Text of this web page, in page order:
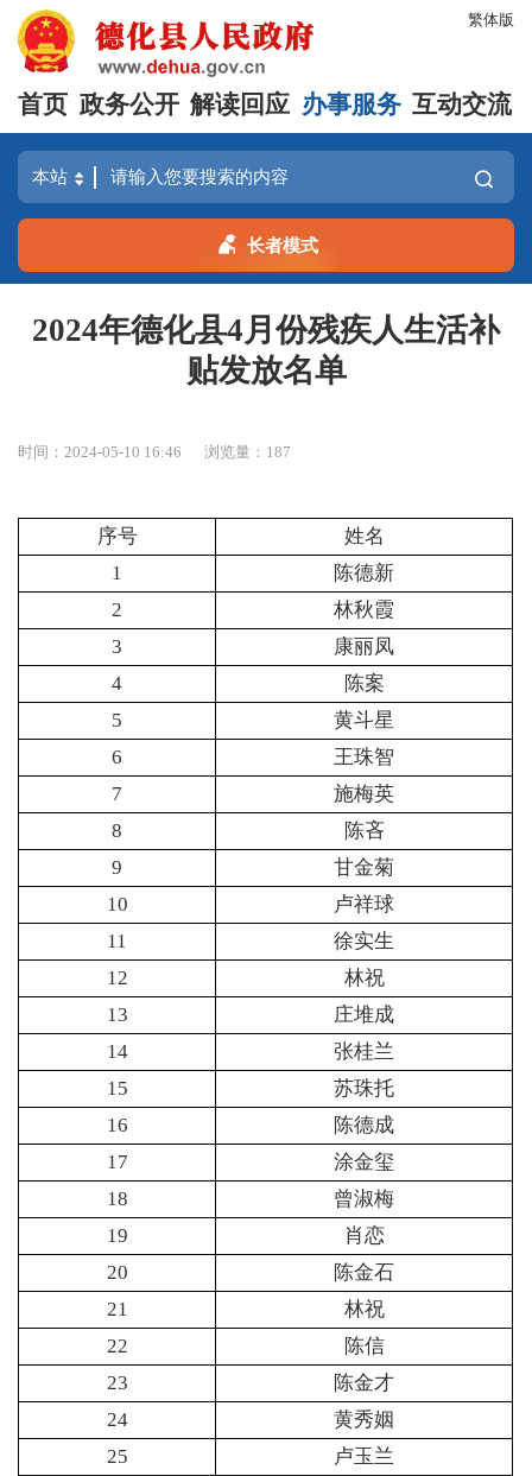
繁体版
首页 政务公开 解读回应 办事服务 互动交流
长者模式
2024年德化县4月份残疾人生活补
贴发放名单
时间：2024-05-10 16:46 浏览量： 187
序号
姓名
1
陈德新
2
林秋霞
3
康丽凤
4
陈案
5
黄斗星
6
王珠智
7
施梅英
8
陈吝
9
甘金菊
10
卢祥球
11
徐实生
12
林祝
13
庄堆成
14
张桂兰
15
苏珠托
16
陈德成
17
涂金玺
18
曾淑梅
19
肖恋
20
陈金石
21
林祝
22
陈信
23
陈金才
24
黄秀姻
25
卢玉兰